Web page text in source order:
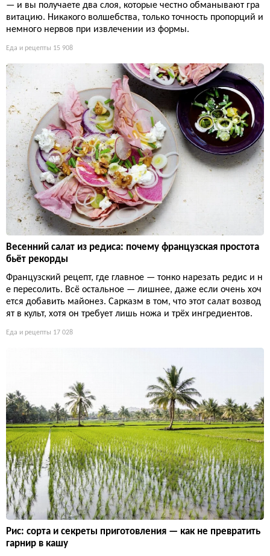
— и вы получаете два слоя, которые честно обманывают гра
витацию. Никакого волшебства, только точность пропорций и
немного нервов при извлечении из формы.
Еда и рецепты 15 908
Весенний салат из редиса: почему французская простота
бьёт рекорды
Французский рецепт, где главное — тонко нарезать редис и н
е пересолить. Всё остальное — лишнее, даже если очень хоч
ется добавить майонез. Сарказм в том, что этот салат возвод
ят в культ, хотя он требует лишь ножа и трёх ингредиентов.
Еда и рецепты 17 028
Рис: сорта и секреты приготовления — как не превратить
гарнир в кашу